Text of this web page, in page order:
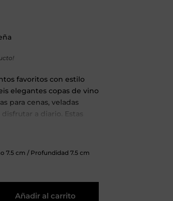
favoritos con estilo
elegantes copas de vino
para cenas, veladas
a diario. Estas
mesa. Un
7.5 cm / Profundidad 7.5 cm
Añadir al carrito